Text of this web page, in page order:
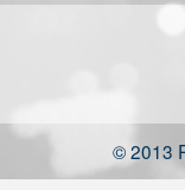
© 2013